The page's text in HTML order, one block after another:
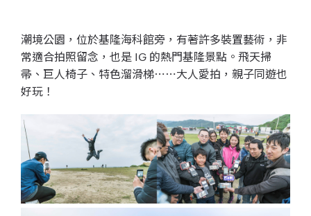
潮境公園，位於基隆海科館旁，有著許多裝置藝術，非
常適合拍照留念，也是 IG 的熱門基隆景點。飛天掃
帚、巨人椅子、特色溜滑梯⋯⋯大人愛拍，親子同遊也
好玩！